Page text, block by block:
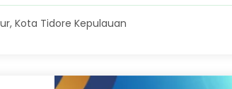
Kota Tidore Kepulauan